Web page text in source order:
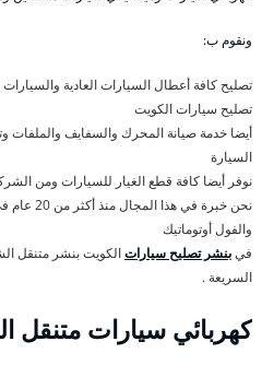
ونقوم ب:
تصليح كافة أعطال السيارات العادية
تصليح سيارات الكويت
أيضا خدمة صيانة المحرك والسفايف والملفات
السيارة
نوفر أيضا كافة قطع الغيار للسيارات ومن
نحن خبرة
والفول أوتوماتيك
فيبنشر تصليح سياراتالكويت بنشر متنقل
السريعة .
كهربائي سيارات متنقل